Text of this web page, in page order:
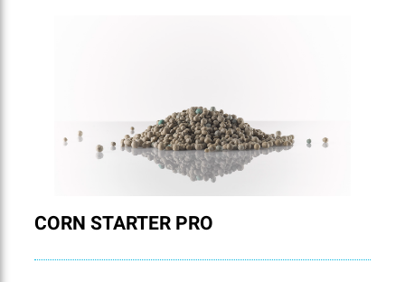
CORN STARTER PRO